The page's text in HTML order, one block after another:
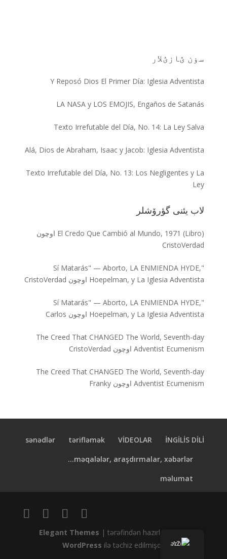
سۏن ؽازؽلار
Y Reposó Dios El Primer Día: Iglesia Adventista
LA NASA y LOS EMOJIS, Engaños de Satanás
Texto Irrefutable del Día, No. 14: La Ley Salva
Alá, Dios de Abraham, Isaac y Jacob: Iglesia Adventista
Texto Irrefutable del Día, No. 13: Los Negligentes y La
Ley
لاب یئنی گؤرۆشلر
El Credo Que Cambió al Mundo, 1971 (Libro) اوچون
CristoVerdad
"Sí Matarás" — Aborto, LA ENMIENDA HYDE,
Hoepelman, y La Iglesia Adventista اوچون CristoVerdad
"Sí Matarás" — Aborto, LA ENMIENDA HYDE,
Hoepelman, y La Iglesia Adventista اوچون Carlos
The Creed That CHANGED The World, Seventh-day
Adventist Ecumenismاوچون CristoVerdad
The Creed That CHANGED The World, Seventh-day
Adventist Ecumenismاوچون Franky
İNGİLİS DİLİ
VİDEOLAR
tərifləmək
sənədlər
məqalələr, araşdırmalar, xəbərlər...
məlumat
Elegant Themes | tərəfindən hazırlanmışdır
WordPress ilə təchiz edilmişdir AZ